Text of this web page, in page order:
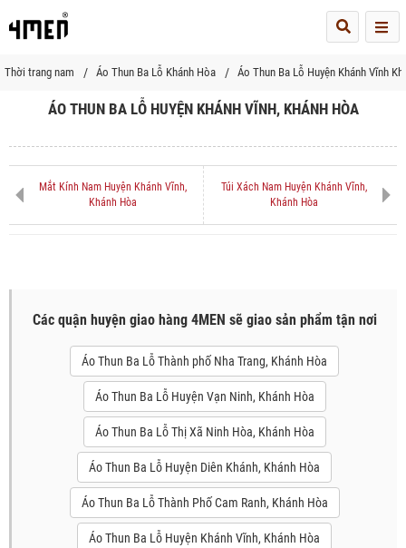
Thời trang nam Áo Thun Ba Lỗ Khánh Hòa Áo Thun Ba Lỗ Huyện Khánh Vĩnh
ÁO THUN BA LỖ HUYỆN KHÁNH VĨNH, KHÁNH HÒA
Mắt Kính Nam Huyện Khánh Vĩnh,
Khánh Hòa
Túi Xách Nam Huyện Khánh Vĩnh,
Khánh Hòa
Các quận huyện giao hàng 4MEN sẽ giao sản phẩm tận nơi
Áo Thun Ba Lỗ Thành phố Nha Trang, Khánh Hòa
Áo Thun Ba Lỗ Huyện Vạn Ninh, Khánh Hòa
Áo Thun Ba Lỗ Thị Xã Ninh Hòa, Khánh Hòa
Áo Thun Ba Lỗ Huyện Diên Khánh, Khánh Hòa
Áo Thun Ba Lỗ Thành Phố Cam Ranh, Khánh Hòa
Áo Thun Ba Lỗ Huyện Khánh Vĩnh, Khánh Hòa